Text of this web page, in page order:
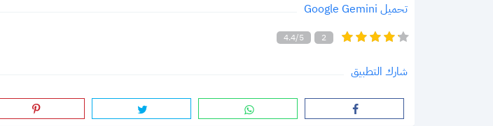
تحميل Google Gemini
4.4/5 2
شارك التطبيق